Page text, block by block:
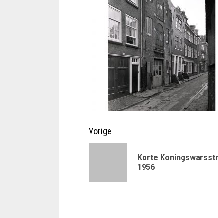
Doorgaan
Vorige
Korte
1956